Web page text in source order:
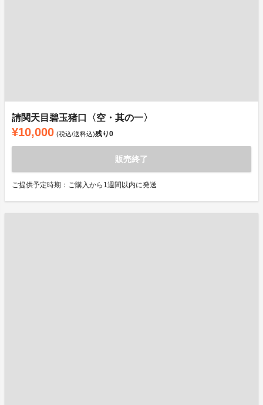
請関天目碧玉猪口〈空・其の一〉
¥10,000 (税込/送料込)残り0
販売終了
ご提供予定時期：ご購入から1週間以内に発送